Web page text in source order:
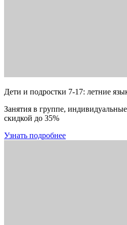
Дети и подростки 7-17: летние
Занятия в группе,
скидкой до 35%
Узнать подробнее